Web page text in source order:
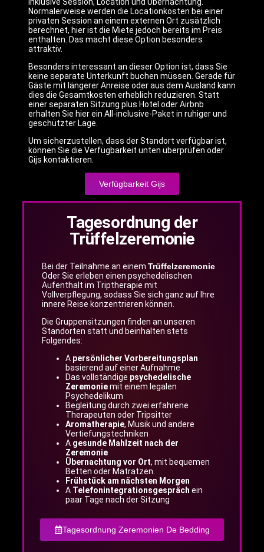
Normalerweise werden die Locationkosten bei einer
privaten Session an einem externen Ort zusätzlich
berechnet, hier ist die Miete jedoch bereits im Preis
enthalten. Das macht diese Option besonders
attraktiv.
Besonders interessant an dieser Option ist, dass Sie
keine separate Unterkunft buchen müssen. Gerade für
Gäste mit längerer Anreise oder aus dem Ausland kann
dies die Gesamtkosten erheblich reduzieren. Statt
einer separaten Sitzung plus Hotel oder Airbnb
erhalten Sie hier ein All-inclusive-Paket in ruhiger und
geschützter Lage.
Um sicherzustellen, dass der Standort verfügbar ist,
können Sie die Verfügbarkeit unten überprüfen oder
Gijs kontaktieren.
Verfügbarkeit Gijs
Tagesordnung der
Trüffelzeremonie
Bei der Teilnahme an einem Trüffelzeremonie
Oder Sie erleben einen psychedelischen
Aufenthalt im Triptherapie mit
Vollverpflegung, sodass Sie sich ganz auf Ihre
innere Reise konzentrieren können.
Die Gruppensitzungen finden an unseren
Standorten statt und beinhalten stets
Folgendes:
A persönlicher Vorbereitungsplan
basierend auf einer Aufnahme
Das vollständige psychedelische
Zeremoniemit einem legalen
Psychedelikum
Begleitung durch zwei erfahrene
Therapeuten oder Tripsitter
Aromatherapie, Musik und andere
Vertiefungstechniken
A gesunde Mahlzeit nach der
Zeremonie
Übernachtung vor Ort, mit bequemen
Betten oder Matratzen.
Frühstück am nächsten Morgen
A Telefonintegrationsgespräch ein
paar Tage nach der Sitzung
Tagesordnung Zeremonien De Bedding